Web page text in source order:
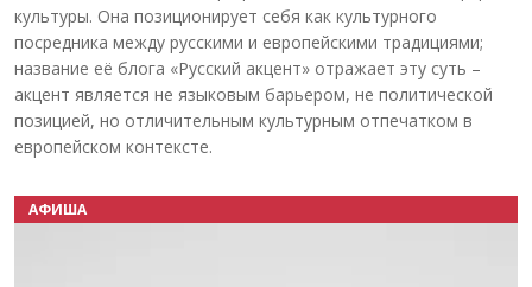
культуры. Она позиционирует себя как культурного
посредника между русскими и европейскими традициями;
название её блога «Русский акцент» отражает эту суть –
акцент является не языковым барьером, не политической
позицией, но отличительным культурным отпечатком в
европейском контексте.
АФИША